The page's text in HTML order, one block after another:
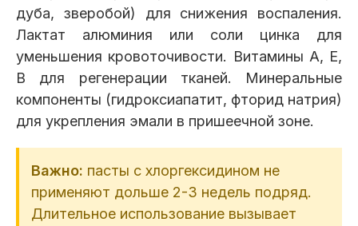
дуба, зверобой) для снижения воспаления.
Лактат алюминия или соли цинка для
уменьшения кровоточивости. Витамины A, E,
B для регенерации тканей. Минеральные
компоненты (гидроксиапатит, фторид натрия)
для укрепления эмали в пришеечной зоне.
Важно: пасты с хлоргексидином не
применяют дольше 2-3 недель подряд.
Длительное использование вызывает